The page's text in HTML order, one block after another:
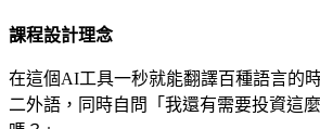
課程設計理念
在這個AI工具一秒就能翻譯百種語言的
二外語，同時自問「我還有需要投資這